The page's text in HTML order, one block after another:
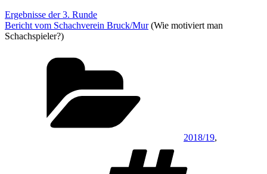
Ergebnisse der 3. Runde
Bericht vom Schachverein Bruck/Mur(Wie motiviert man
Schachspieler?)
2018/19,